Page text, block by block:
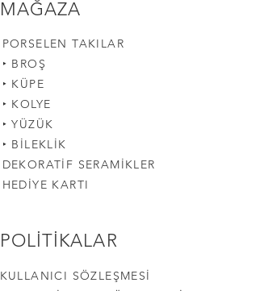
MAĞAZA
PORSELEN TAKILAR
‣ BROŞ
‣ KÜPE
‣ KOLYE
‣YÜZÜK
‣ BİLEKLİK
DEKORATİF SERAMİKLER
HEDİYE KARTI
POLİTİKALAR
KULLANICI SÖZLEŞMESİ